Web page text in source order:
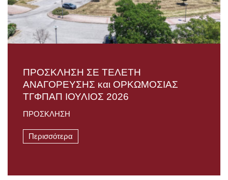
ΠΡΟΣΚΛΗΣΗ ΣΕ ΤΕΛΕΤΗ
AΝΑΓΟΡΕΥΣΗΣ και ΟΡΚΩΜΟΣΙΑΣ
TΓΦΠΑΠ ΙΟΥΛΙΟΣ 2026
ΠΡΟΣΚΛΗΣΗ
Περισσότερα